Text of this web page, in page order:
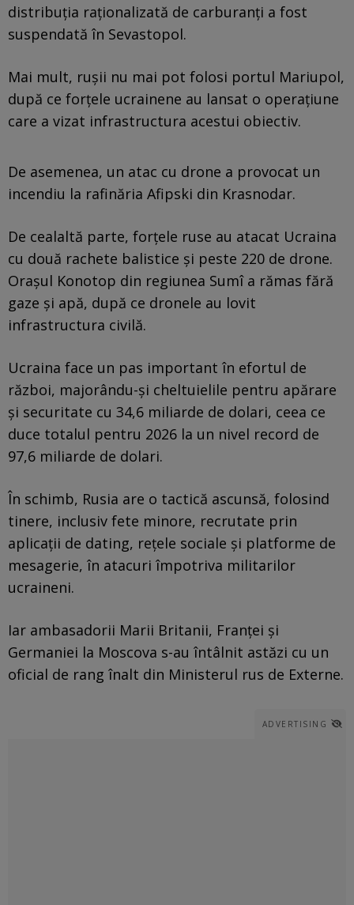
distribuția raționalizată de carburanți a fost
suspendată în Sevastopol.
Mai mult, rușii nu mai pot folosi portul Mariupol,
după ce forțele ucrainene au lansat o operațiune
care a vizat infrastructura acestui obiectiv.
De asemenea, un atac cu drone a provocat un
incendiu la rafinăria Afipski din Krasnodar.
De cealaltă parte, forțele ruse au atacat Ucraina
cu două rachete balistice și peste 220 de drone.
Orașul Konotop din regiunea Sumî a rămas fără
gaze și apă, după ce dronele au lovit
infrastructura civilă.
Ucraina face un pas important în efortul de
război, majorându-și cheltuielile pentru apărare
și securitate cu 34,6 miliarde de dolari, ceea ce
duce totalul pentru 2026 la un nivel record de
97,6 miliarde de dolari.
În schimb, Rusia are o tactică ascunsă, folosind
tinere, inclusiv fete minore, recrutate prin
aplicații de dating, rețele sociale și platforme de
mesagerie, în atacuri împotriva militarilor
ucraineni.
Iar ambasadorii Marii Britanii, Franței și
Germaniei la Moscova s-au întâlnit astăzi cu un
oficial de rang înalt din Ministerul rus de Externe.
ADVERTISING